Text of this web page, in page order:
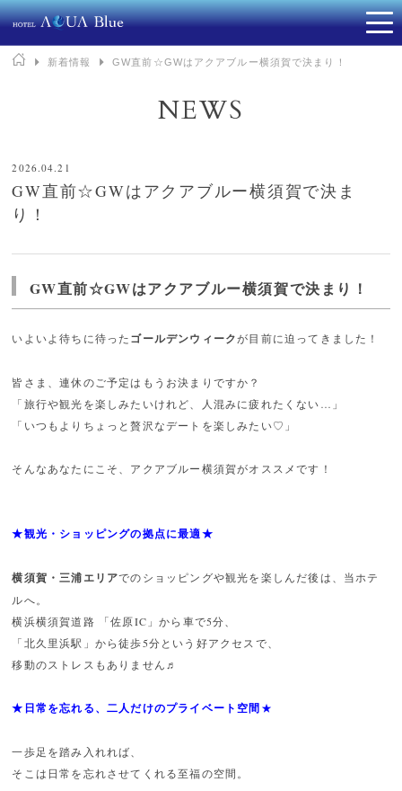
▶ 新着情報 ▶ GW直前☆GWはアクアブルー横須賀で決まり！
NEWS
2026.04.21
GW直前☆GWはアクアブルー横須賀で決ま
り！
GW直前☆GWはアクアブルー横須賀で決まり！
いよいよ待ちに待ったゴールデンウィークが目前に迫ってきました！
皆さま、連休のご予定はもうお決まりですか？
「旅行や観光を楽しみたいけれど、人混みに疲れたくない…」
「いつもよりちょっと贅沢なデートを楽しみたい♡」
そんなあなたにこそ、アクアブルー横須賀がオススメです！
★観光・ショッピングの拠点に最適★
横須賀・三浦エリアでのショッピングや観光を楽しんだ後は、当ホテ
ルへ。
横浜横須賀道路 「佐原IC」から車で5分、
「北久里浜駅」から徒歩5分という好アクセスで、
移動のストレスもありません♬
★日常を忘れる、二人だけのプライベート空間★
一歩足を踏み入れれば、
そこは日常を忘れさせてくれる至福の空間。